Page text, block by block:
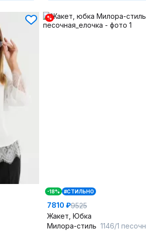
%
-18% #СТИЛЬНО
7810 ₽9525
Жакет, Юбка
Милора-стиль 1146/1